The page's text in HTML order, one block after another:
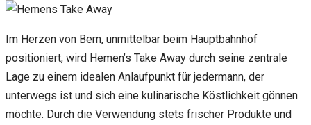
Im Herzen von Bern, unmittelbar beim Hauptbahnhof
positioniert, wird Hemen’s Take Away durch seine zentrale
Lage zu einem idealen Anlaufpunkt für jedermann, der
unterwegs ist und sich eine kulinarische Köstlichkeit gönnen
möchte. Durch die Verwendung stets frischer Produkte und